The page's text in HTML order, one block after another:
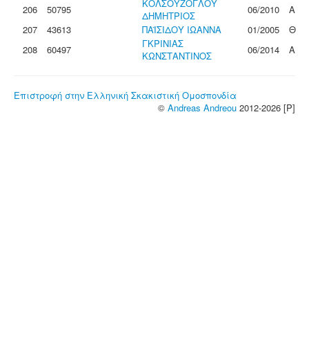
206
50795
ΚΟΛΣΟΥΖΟΓΛΟΥ
ΔΗΜΗΤΡΙΟΣ
06/2010
Α
207
43613 ΠΑΪΣΙΔΟΥ ΙΩΑΝΝΑ 01/2005
Θ
208
60497
ΓΚΡΙΝΙΑΣ
ΚΩΝΣΤΑΝΤΙΝΟΣ
06/2014 Α
Επιστροφή στην Ελληνική Σκακιστική Ομοσπονδία
© Andreas Andreou 2012-2026 [P]